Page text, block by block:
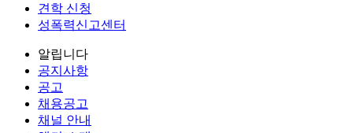
견학 신청
성폭력신고센터
알립니다
공지사항
공고
채용공고
채널 안내